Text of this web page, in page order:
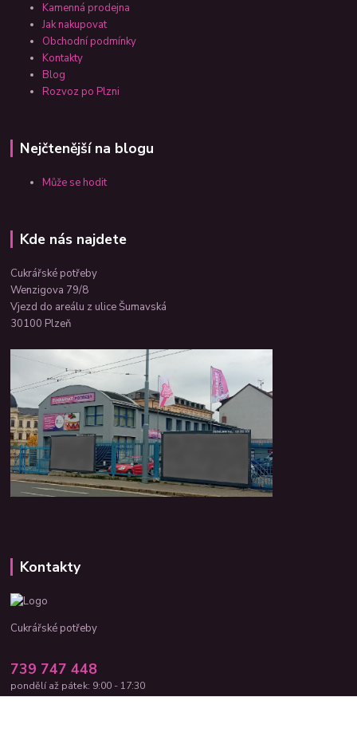
Kamenná prodejna
Jak nakupovat
Obchodní podmínky
Kontakty
Blog
Rozvoz po Plzni
Nejčtenější na blogu
Může se hodit
Kde nás najdete
Cukrářské potřeby
Wenzigova 79/8
Vjezd do areálu z ulice Šumavská
30100 Plzeň
Kontakty
Cukrářské potřeby
739 747 448
pondělí až pátek: 9:00 - 17:30